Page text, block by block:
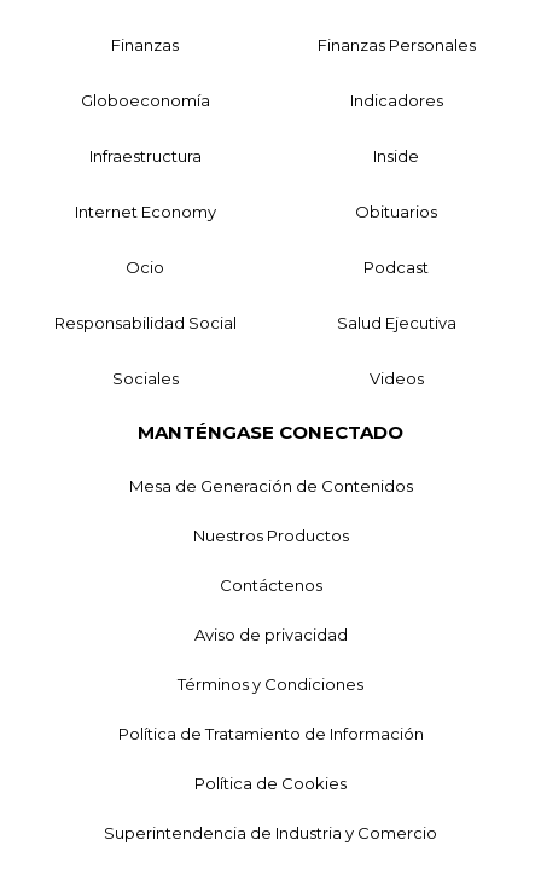
Finanzas Finanzas Personales
Globoeconomía Indicadores
Infraestructura Inside
Internet Economy Obituarios
Ocio Podcast
Responsabilidad Social Salud Ejecutiva
Sociales Videos
MANTÉNGASE CONECTADO
Mesa de Generación de Contenidos
Nuestros Productos
Contáctenos
Aviso de privacidad
Términos y Condiciones
Política de Tratamiento de Información
Política de Cookies
Superintendencia de Industria y Comercio